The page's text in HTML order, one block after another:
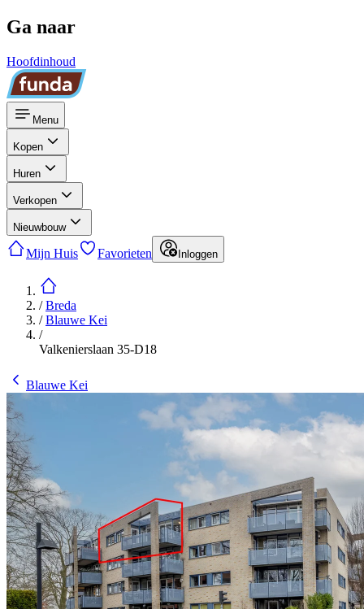
Ga naar
Hoofdinhoud
Menu
Kopen
Huren
Verkopen
Nieuwbouw
Mijn Huis Favorieten Inloggen
/Breda
/Blauwe Kei
/
Valkenierslaan 35-D18
Blauwe Kei